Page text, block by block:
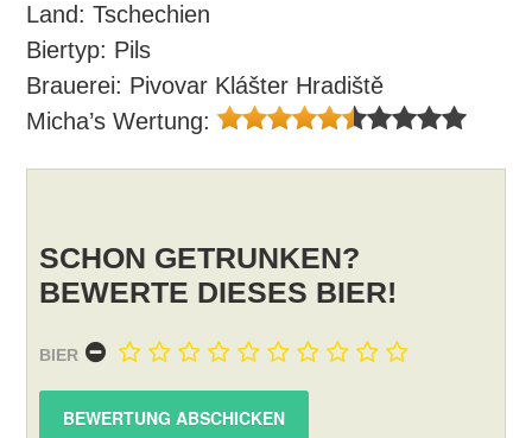
Land: Tschechien
Biertyp: Pils
Brauerei: Pivovar Klášter Hradiště
Micha’s Wertung:
SCHON GETRUNKEN?
BEWERTE DIESES BIER!
BIER